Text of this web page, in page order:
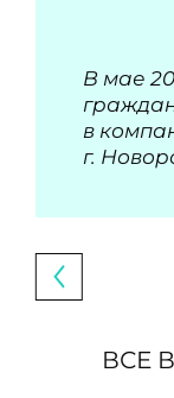
В мае
в
г.
ВСЕ